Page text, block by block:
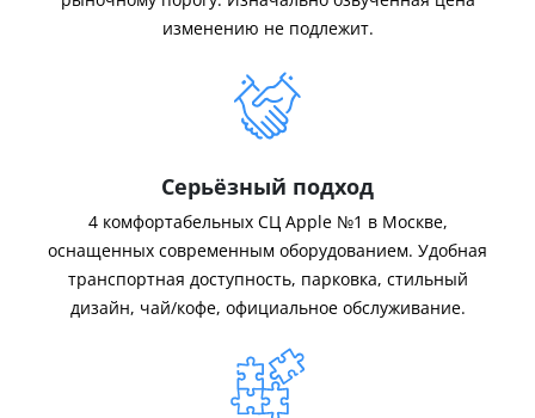
изменению не подлежит.
Серьёзный подход
4 комфортабельных СЦ Apple №1 в Москве,
оснащенных современным оборудованием. Удобная
транспортная доступность, парковка, стильный
дизайн, чай/кофе, официальное обслуживание.